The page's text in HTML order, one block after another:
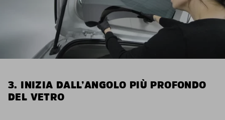
3. INIZIA DALL’ANGOLO PIÙ PROFONDO
DEL VETRO